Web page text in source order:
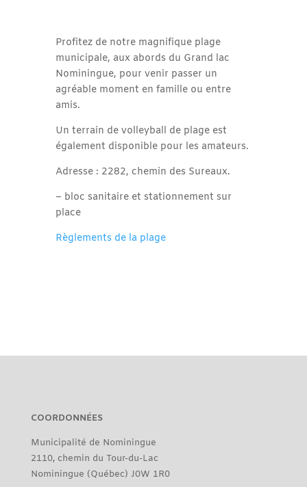
Profitez de notre magnifique plage
municipale, aux abords du Grand lac
Nominingue, pour venir passer un
agréable moment en famille ou entre
amis.
Un terrain de volleyball de plage est
également disponible pour les amateurs.
Adresse : 2282, chemin des Sureaux.
– bloc sanitaire et stationnement sur
place
Règlements de la plage
COORDONNÉES
Municipalité de Nominingue
2110, chemin du Tour-du-Lac
Nominingue (Québec) J0W 1R0